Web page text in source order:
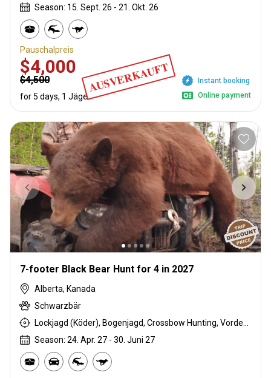
Season: 15. Sept. 26 - 21. Okt. 26
AUSVERKAUFT
Pauschalpreis
$4,000
$4,500
for 5 days, 1 Jäger
Instant booking
Online payment
7-footer Black Bear Hunt for 4 in 2027
Alberta, Kanada
Schwarzbär
Lockjagd (Köder), Bogenjagd, Crossbow Hunting, Vorderlader, Büchsenjagd
Season: 24. Apr. 27 - 30. Juni 27